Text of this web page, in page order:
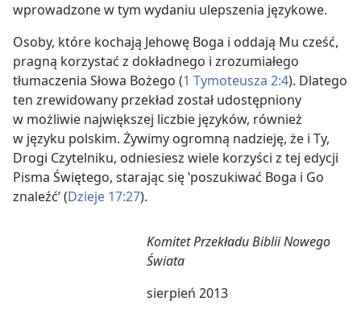
wprowadzone w tym wydaniu ulepszenia językowe.
Osoby, które kochają Jehowę Boga i oddają Mu cześć,
pragną korzystać z dokładnego i zrozumiałego
tłumaczenia Słowa Bożego (1 Tymoteusza 2:4). Dlatego
ten zrewidowany przekład został udostępniony
w możliwie największej liczbie języków, również
w języku polskim. Żywimy ogromną nadzieję, że i Ty,
Drogi Czytelniku, odniesiesz wiele korzyści z tej edycji
Pisma Świętego, starając się ‛poszukiwać Boga i Go
znaleźć’ (Dzieje 17:27).
Komitet Przekładu Biblii Nowego
Świata
sierpień 2013